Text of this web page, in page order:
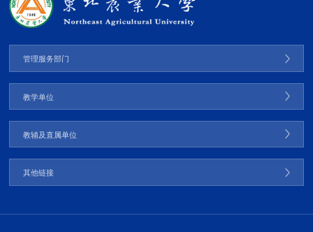
管理服务部门
教学单位
教辅及直属单位
其他链接